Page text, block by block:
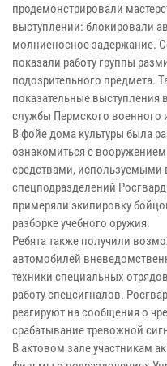
продемонстрировали
выступлении: блокировали
молниеносное задержание.
показали работу группы
подозрительного предмета.
показательные
службы Пермского военного
В фойе дома культуры была
ознакомиться с
средствами, используемыми
спецподразделений
примеряли экипировку
разборке учебного оружия.
Ребята также получили
автомобилей
техники специальных
работу спецсигналов.
реагируют на сообщения о
срабатывание тревожной
В актовом зале участникам